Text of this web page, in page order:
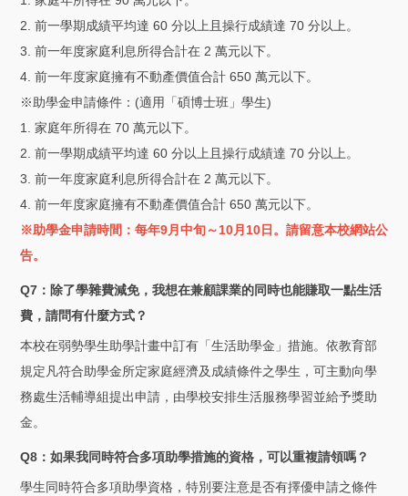
2. 前一學期成績平均達 60 分以上且操行成績達 70 分以上。
3. 前一年度家庭利息所得合計在 2 萬元以下。
4. 前一年度家庭擁有不動產價值合計 650 萬元以下。
※助學金申請條件：(適用「碩博士班」學生)
1. 家庭年所得在 70 萬元以下。
2. 前一學期成績平均達 60 分以上且操行成績達 70 分以上。
3. 前一年度家庭利息所得合計在 2 萬元以下。
4. 前一年度家庭擁有不動產價值合計 650 萬元以下。
※助學金申請時間：每年9月中旬～10月10日。請留意本校網站公
告。
Q7：除了學雜費減免，我想在兼顧課業的同時也能賺取一點生活
費，請問有什麼方式？
本校在弱勢學生助學計畫中訂有「生活助學金」措施。依教育部
規定凡符合助學金所定家庭經濟及成績條件之學生，可主動向學
務處生活輔導組提出申請，由學校安排生活服務學習並給予獎助
金。
Q8：如果我同時符合多項助學措施的資格，可以重複請領嗎？
學生同時符合多項助學資格，特別要注意是否有擇優申請之條件